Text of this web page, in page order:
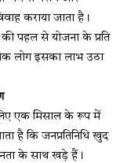
कराया जाता है।
पहल से योजना के प्रति
लोग इसका लाभ उठा
एक मिसाल के रूप में
है कि जनप्रतिनिधि खुद
के साथ खड़े हैं।